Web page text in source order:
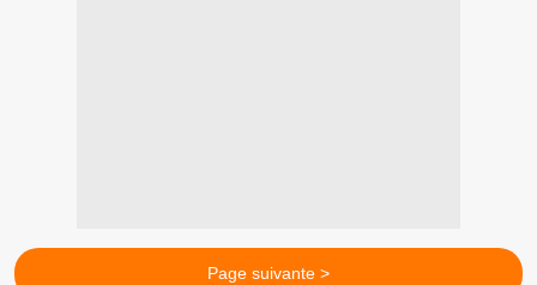
Page suivante >